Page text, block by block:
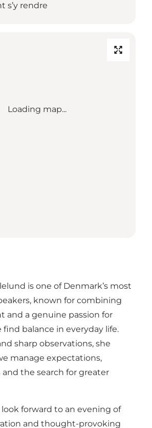
s’y rendre
Loading map...
is one of Denmark’s most
known for combining
and a genuine passion for
balance in everyday life.
sharp observations, she
manage expectations,
the search for greater
forward to an evening of
and thought-provoking